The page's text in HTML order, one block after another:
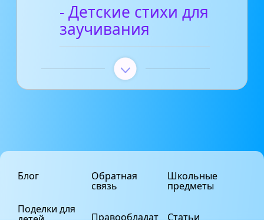
- Детские стихи для
заучивания
Блог
Поделки для
детей
Обратная
связь
Правообладат
Школьные
предметы
Статьи